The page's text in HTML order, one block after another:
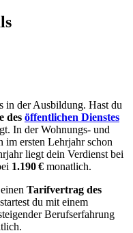
in der Ausbildung. Hast du
des öffentlichen Dienstes
In der Wohnungs- und
im ersten Lehrjahr schon
liegt dein Verdienst bei
1.190 € monatlich.
Tarifvertrag des
du mit einem
Berufserfahrung